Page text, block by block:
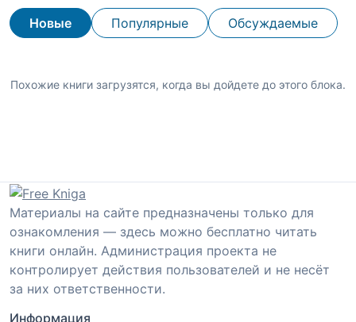
Новые Популярные Обсуждаемые
Похожие книги загрузятся, когда вы дойдете до этого блока.
Материалы на сайте предназначены только для
ознакомления — здесь можно бесплатно читать
книги онлайн. Администрация проекта не
контролирует действия пользователей и не несёт
за них ответственности.
Информация